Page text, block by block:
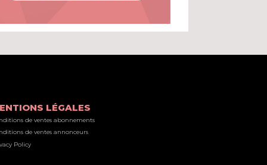
LÉGALES
de ventes abonnements
de ventes annonceurs
Policy